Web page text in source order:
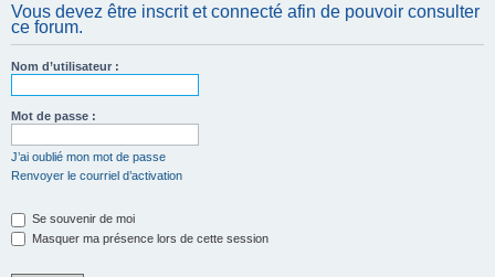
h
Vous devez être inscrit et connecté afin de pouvoir consulter
ce forum.
Nom d’utilisateur :
Mot de passe :
J’ai oublié mon mot de passe
Renvoyer le courriel d’activation
Se souvenir de moi
Masquer ma présence lors de cette session